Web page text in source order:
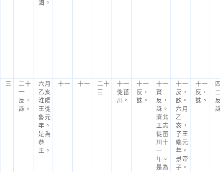
國。
三
二十
一
反，
誅。
六月
乙亥
淮陽
王徙
魯元
年。
是為
恭
王。
十一 十一
二十
三
十一
徙菑
川。
十一
反，
誅。
十一
賢
反，
誅。
濟北
王志
徙菑
川十
一
年。
是為
十一
反，
誅。
六月
乙
亥，
子王
端元
年。
景帝
子。
十一
反，
誅。